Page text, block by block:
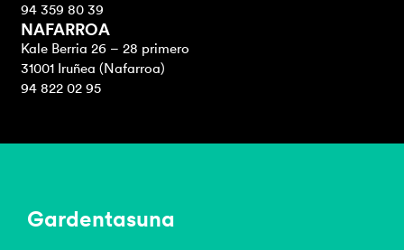
94 359 80 39
NAFARROA
Kale Berria 26 – 28 primero
31001 Iruñea (Nafarroa)
94 822 02 95
Gardentasuna